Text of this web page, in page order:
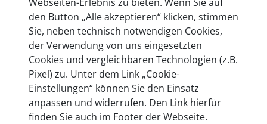
mehr als 10 Jahre Erfahrung, und auch in Zukunft
entwickeln wir unsere Produkte am Standort in
Berlin laufend weiter. Auf diese Qualität vertrauen
heute mehr als 60.000 Privatkunden und
Unternehmen.
den Button „Alle akzeptieren“ klicken, stimmen
Sie, neben technisch notwendigen Cookies,
der Verwendung von uns eingesetzten
Cookies und vergleichbaren Technologien (z.B.
Pixel) zu. Unter dem Link „Cookie-
Einstellungen“ können Sie den Einsatz
anpassen und widerrufen. Den Link hierfür
finden Sie auch im Footer der Webseite.